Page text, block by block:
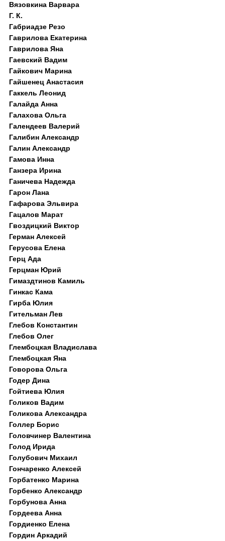
Вязовкина Варвара
Г. К.
Габриадзе Резо
Гаврилова Екатерина
Гаврилова Яна
Гаевский Вадим
Гайкович Марина
Гайшенец Анастасия
Гаккель Леонид
Галайда Анна
Галахова Ольга
Галендеев Валерий
Галибин Александр
Галин Александр
Гамова Инна
Ганзера Ирина
Ганичева Надежда
Гарон Лана
Гафарова Эльвира
Гацалов Марат
Гвоздицкий Виктор
Герман Алексей
Герусова Елена
Герц Ада
Герцман Юрий
Гимаздтинов Камиль
Гинкас Кама
Гирба Юлия
Гительман Лев
Глебов Константин
Глебов Олег
Глембоцкая Владислава
Глембоцкая Яна
Говорова Ольга
Годер Дина
Гойтиева Юлия
Голиков Вадим
Голикова Александра
Голлер Борис
Головчинер Валентина
Голод Ирида
Голубович Михаил
Гончаренко Алексей
Горбатенко Марина
Горбенко Александр
Горбунова Анна
Гордеева Анна
Гордиенко Елена
Гордин Аркадий